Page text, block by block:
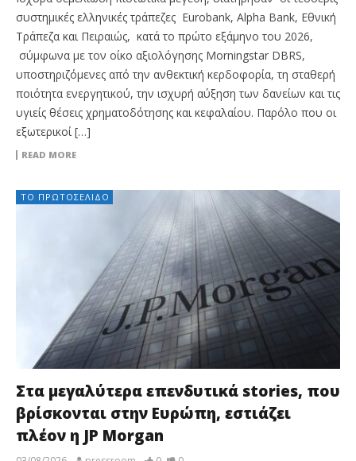
συστημικές ελληνικές τράπεζες Eurobank, Alpha Bank, Εθνική
Τράπεζα και Πειραιώς, κατά το πρώτο εξάμηνο του 2026,
σύμφωνα με τον οίκο αξιολόγησης Morningstar DBRS,
υποστηριζόμενες από την ανθεκτική κερδοφορία, τη σταθερή
ποιότητα ενεργητικού, την ισχυρή αύξηση των δανείων και τις
υγιείς θέσεις χρηματοδότησης και κεφαλαίου. Παρόλο που οι
εξωτερικοί […]
READ MORE
ΤΟ ΠΡΩΤΟΣΈΛΙΔΟ
Στα μεγαλύτερα επενδυτικά stories, που
βρίσκονται στην Ευρώπη, εστιάζει
πλέον η JP Morgan